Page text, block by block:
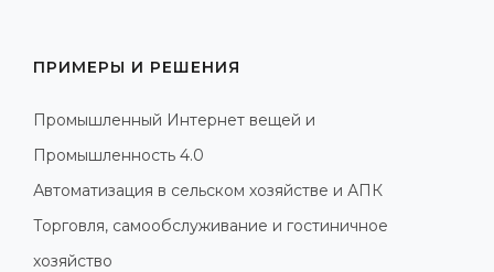
ПРИМЕРЫ И РЕШЕНИЯ
Промышленный Интернет вещей и
Промышленность 4.0
Автоматизация в сельском хозяйстве и АПК
Торговля, самообслуживание и гостиничное
хозяйство